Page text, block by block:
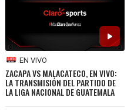
EN VIVO
ZACAPA VS MALACATECO, EN VIVO:
LA TRANSMISIÓN DEL PARTIDO DE
LA LIGA NACIONAL DE GUATEMALA